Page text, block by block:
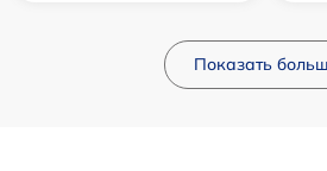
Показать